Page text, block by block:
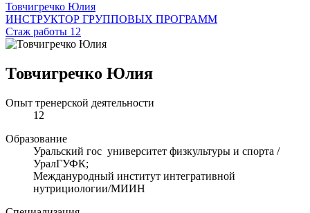
Товчигречко Юлия
ИНСТРУКТОР ГРУППОВЫХ ПРОГРАММ
Стаж работы 12
Товчигречко Юлия
Опыт тренерской деятельности
12
Образование
Уральский гос университет физкультуры и спорта /
УралГУФК;
Междануродный институт интегративной
нутрициологии/МИИН